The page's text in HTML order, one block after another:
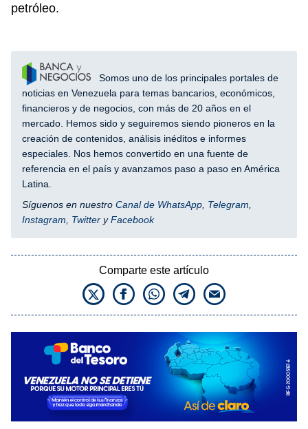
petróleo.
Somos uno de los principales portales de
noticias en Venezuela para temas bancarios, económicos,
financieros y de negocios, con más de 20 años en el
mercado. Hemos sido y seguiremos siendo pioneros en la
creación de contenidos, análisis inéditos e informes
especiales. Nos hemos convertido en una fuente de
referencia en el país y avanzamos paso a paso en América
Latina.
Síguenos en nuestro Canal de WhatsApp Telegram
Instagram
Twitter yFacebook
Comparte este artículo